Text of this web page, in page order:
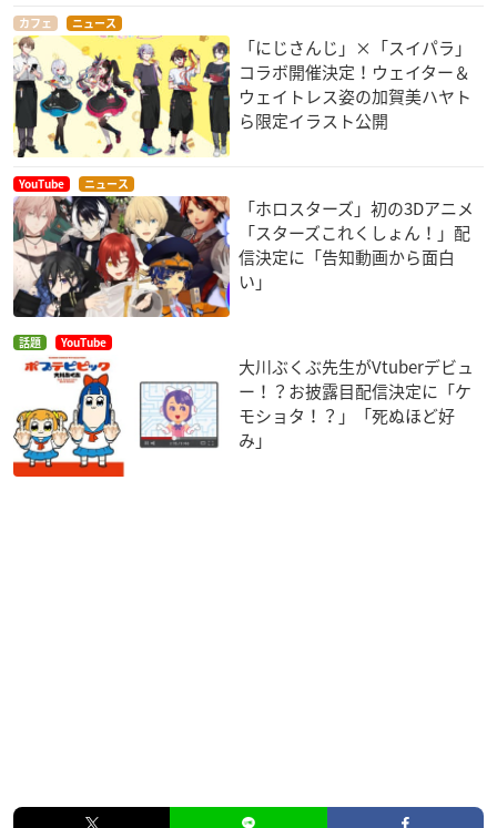
カフェ ニュース
「にじさんじ」×「スイパラ」
コラボ開催決定！ウェイター＆
ウェイトレス姿の加賀美ハヤト
ら限定イラスト公開
YouTube ニュース
「ホロスターズ」初の3Dアニメ
「スターズこれくしょん！」配
信決定に「告知動画から面白
い」
話題 YouTube
大川ぶくぶ先生がVtuberデビュ
ー！？お披露目配信決定に「ケ
モショタ！？」「死ぬほど好
み」